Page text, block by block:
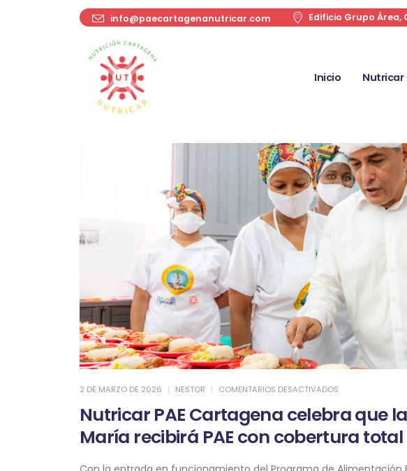
info@paecartagenanutricar.com Edificio Grupo Área,
Inicio Nutricar
ie-santa-maria
Inicio Nestor
2 DE MARZO DE 2026 NESTOR COMENTARIOS DESACTIVADOS
Nutricar PAE Cartagena celebra que
María recibirá PAE con cobertura total